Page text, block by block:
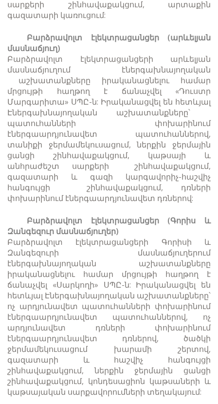
սարքերի շինհավաքակցում, արտաքին
գազատարի կառուցում:
Բարձրավոլտ էլեկտրացանցեր (արևելյան
մասնաճյուղ)
Բարձրավոլտ էլեկտրացանցերի արևելյան
մասնաճյուղում էներգախնայողական
աշխատանքները իրականացնելու համար
մրցույթի հաղթող է ճանաչվել «Դուստր
Մարգարիտա» ՍՊԸ-ն: Իրականացվել են հետևյալ
Էներգախնայողական աշխատանքները՝
պատուհանների փոխարինում
էներգաարդյունավետ պատուհաններով,
տանիքի ջերմամեկուսացում, ներքին ջերմային
ցանցի շինհավաքակցում, կաթսայի և
անհրաժեշտ սարքերի շինհավաքակցում,
գազատարի և գազի կարգավորիչ-հաշվիչ
հանգույցի շինհավաքակցում, դռների
փոխարինում էներգաարդյունավետ դռներով:
Բարձրավոլտ էլեկտրացանցեր (Գորիս և
Զանգեզուր մասնաճյուղեր)
Բարձրավոլտ էլեկտրացանցերի Գորիսի և
Զանգեզուրի մասնաճյուղերում
էներգախնայողական աշխատանքները
իրականացնելու համար մրցույթի հաղթող է
ճանաչվել «Սարկողի» ՍՊԸ-ն: Իրականացվել են
հետևյալ Էներգախնայողական աշխատանքները՝
ոչ արդյունավետ պատուհանների փոխարինում
էներգաարդյունավետ պատուհաններով, ոչ
արդյունավետ դռների փոխարինում
էներգաարդյունավետ դռներով, ծածկի
ջերմամեկուսացում խարամի շերտով,
գազատարի և հաշվիչ հանգույցի
շինհավաքակցում, ներքին ջերմային ցանցի
շինհավաքակցում, կոնդեսացիոն կաթսաների և
կաթսայական սարքավորումների տեղակայում: